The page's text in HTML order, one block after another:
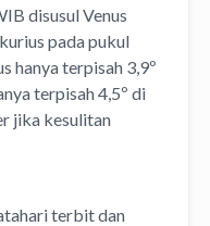
disusul Venus
pada pukul
hanya terpisah 3,9º
terpisah 4,5º di
jika kesulitan
terbit dan